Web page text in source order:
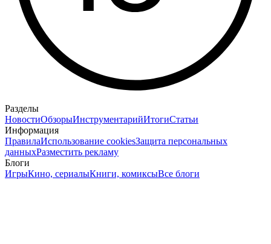
Разделы
НовостиОбзорыИнструментарийИтогиСтатьи
Информация
ПравилаИспользование cookiesЗащита персональных
данныхРазместить рекламу
Блоги
ИгрыКино, сериалыКниги, комиксыВсе блоги